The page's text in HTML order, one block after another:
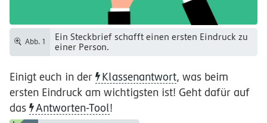
Abb. 1
Ein Steckbrief schafft einen ersten Eindruck zu
einer Person.
Einigt euch in der Klassenantwort, was beim
ersten Eindruck am wichtigsten ist! Geht dafür auf
das
Antworten-Tool!